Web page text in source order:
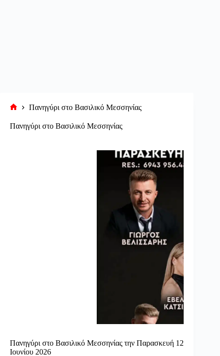
σελίδα
Πανηγύρι στο Βασιλικό Μεσσηνίας
Πανηγύρι στο Βασιλικό Μεσσηνίας
Πανηγύρι στο Βασιλικό Μεσσηνίας την Παρασκευή 12
Ιουνίου 2026